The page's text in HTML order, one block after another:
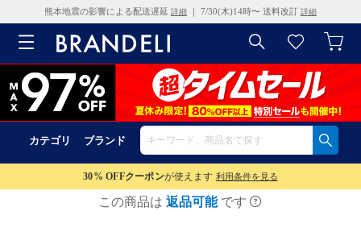
熊本地震の影響による配送遅延 詳細 ｜ 7/30(木)14時〜 送料改訂 詳細
カテゴリ ブランド
30% OFFクーポンが使えます 利用条件を見る
この商品は 返品可能 です